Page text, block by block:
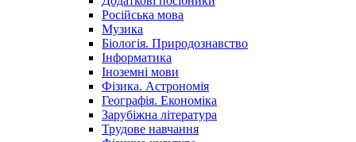
Російська мова
Музика
Біологія. Природознавство
Інформатика
Іноземні мови
Фізика. Астрономія
Географія. Економіка
Зарубіжна література
Трудове навчання